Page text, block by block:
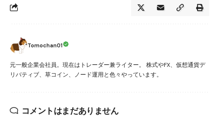
Tomochan01
元一般企業会社員。現在はトレーダー兼ライター。 株式やFX、仮想通貨デ
リバティブ、草コイン、ノード運用と色々やっています。
コメントはまだありません